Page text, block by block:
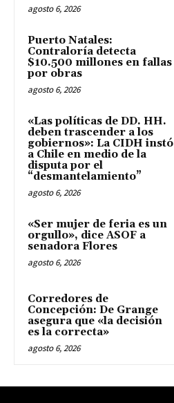
agosto 6, 2026
Puerto Natales:
Contraloría detecta
$10.500 millones en fallas
por obras
agosto 6, 2026
«Las políticas de DD. HH.
deben trascender a los
gobiernos»: La CIDH instó
a Chile en medio de la
disputa por el
“desmantelamiento”
agosto 6, 2026
«Ser mujer de feria es un
orgullo», dice ASOF a
senadora Flores
agosto 6, 2026
Corredores de
Concepción: De Grange
asegura que «la decisión
es la correcta»
agosto 6, 2026